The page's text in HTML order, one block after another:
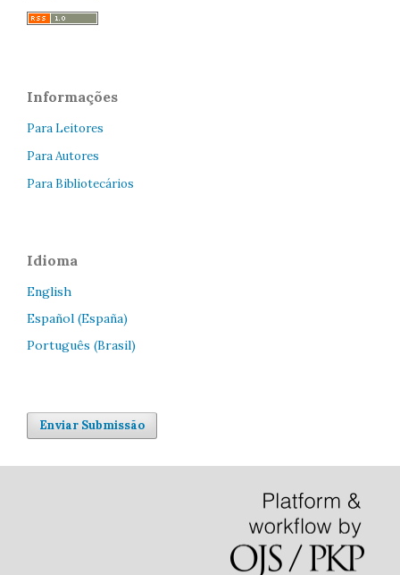
Informações
Para Leitores
Para Autores
Para Bibliotecários
Idioma
English
Español (España)
Português (Brasil)
Enviar Submissão